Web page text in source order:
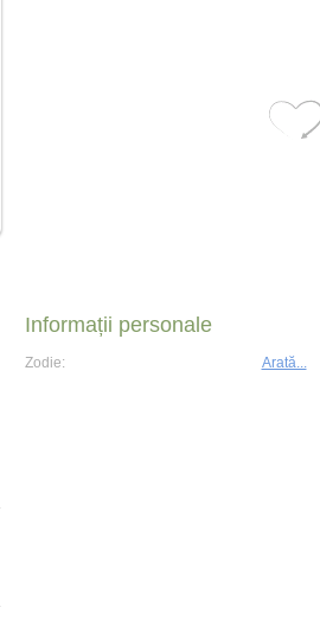
Informații personale
Zodie: Arată...